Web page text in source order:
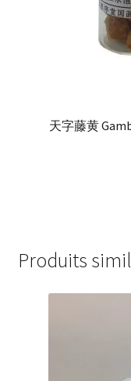
天字藤黄
Produits